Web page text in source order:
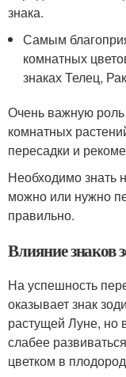
знака.
Самым
комнатных
знаках Телец,
Очень важную роль
комнатных
пересадки и
Необходимо знать
можно или нужно
правильно.
Влияние знаков
На успешность
оказывает знак
растущей Луне, но
слабее
цветком в